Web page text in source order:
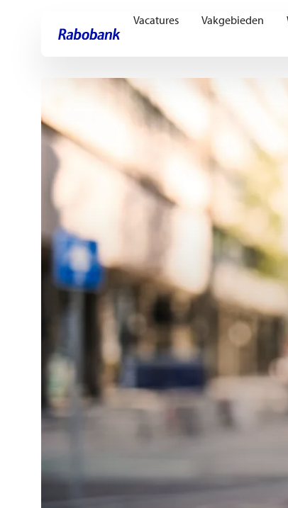
Ga direct naar:Hoofdinhoud
Vacatures Vakgebieden